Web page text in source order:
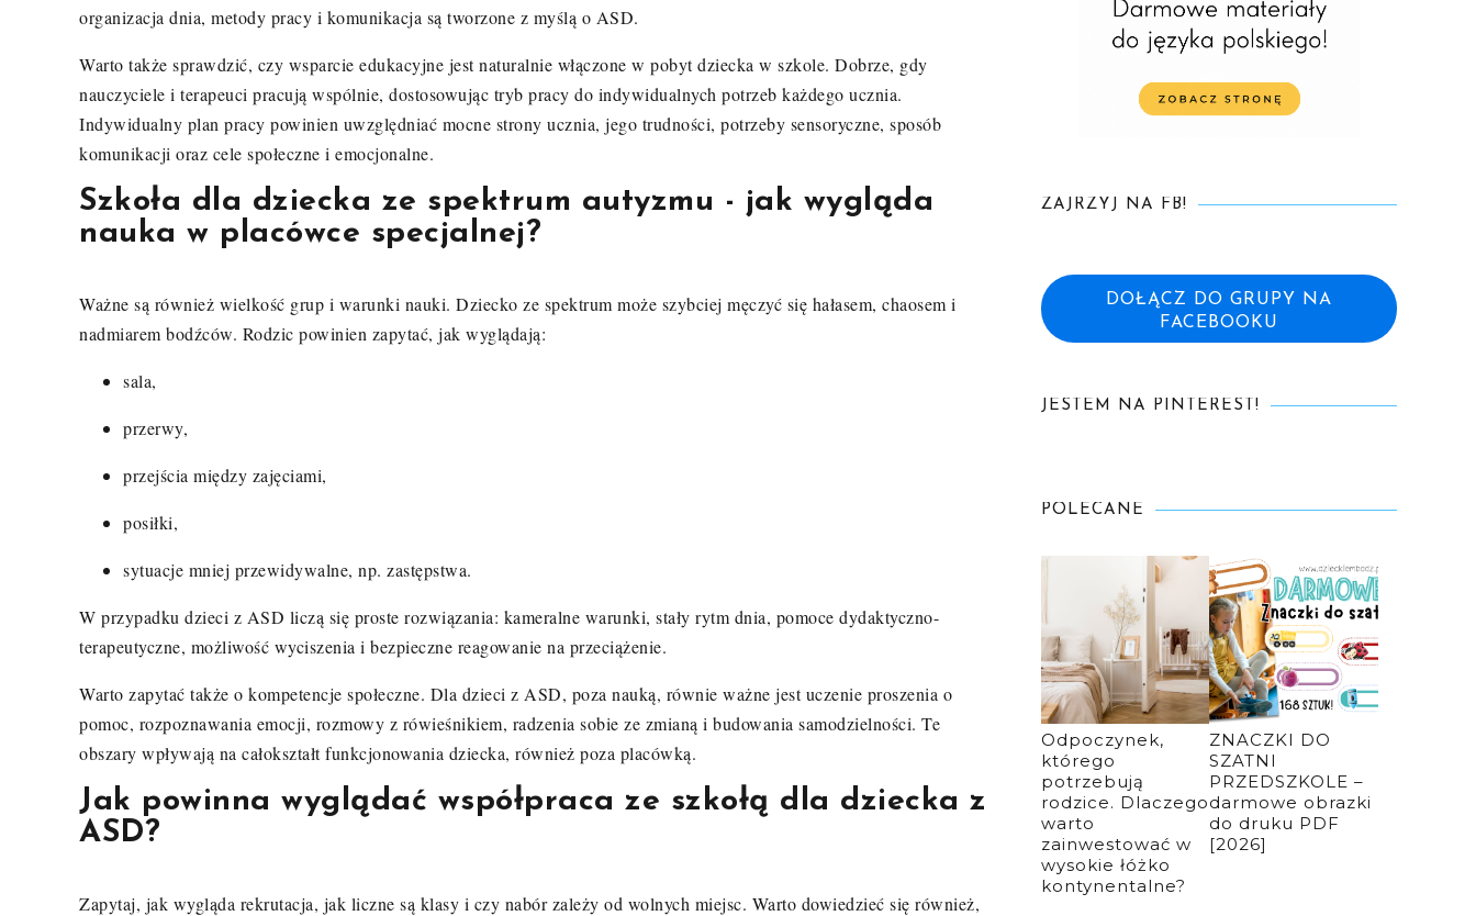
organizacja dnia, metody pracy i komunikacja są tworzone z myślą o ASD.
Warto także sprawdzić, czy wsparcie edukacyjne jest naturalnie włączone w pobyt dziecka w szkole. Dobrze, gdy
nauczyciele i terapeuci pracują wspólnie, dostosowując tryb pracy do indywidualnych potrzeb każdego ucznia.
Indywidualny plan pracy powinien uwzględniać mocne strony ucznia, jego trudności, potrzeby sensoryczne, sposób
komunikacji oraz cele społeczne i emocjonalne.
Szkoła dla dziecka ze spektrum autyzmu - jak wygląda
nauka w placówce specjalnej?
Ważne są również wielkość grup i warunki nauki. Dziecko ze spektrum może szybciej męczyć się hałasem, chaosem i
nadmiarem bodźców. Rodzic powinien zapytać, jak wyglądają:
sala,
przerwy,
przejścia między zajęciami,
posiłki,
sytuacje mniej przewidywalne, np. zastępstwa.
W przypadku dzieci z ASD liczą się proste rozwiązania: kameralne warunki, stały rytm dnia, pomoce dydaktyczno-
terapeutyczne, możliwość wyciszenia i bezpieczne reagowanie na przeciążenie.
Warto zapytać także o kompetencje społeczne. Dla dzieci z ASD, poza nauką, równie ważne jest uczenie proszenia o
pomoc, rozpoznawania emocji, rozmowy z rówieśnikiem, radzenia sobie ze zmianą i budowania samodzielności. Te
obszary wpływają na całokształt funkcjonowania dziecka, również poza placówką.
Jak powinna wyglądać współpraca ze szkołą dla dziecka z
ASD?
Zapytaj, jak wygląda rekrutacja, jak liczne są klasy i czy nabór zależy od wolnych miejsc. Warto dowiedzieć się również,
ZAJRZYJ NA FB!
DOŁĄCZ DO GRUPY NA
FACEBOOKU
JESTEM NA PINTEREST!
POLECANE
Odpoczynek,
którego
potrzebują
rodzice. Dlaczego
warto
zainwestować w
wysokie łóżko
kontynentalne?
ZNACZKI DO
SZATNI
PRZEDSZKOLE –
darmowe obrazki
do druku PDF
[2026]